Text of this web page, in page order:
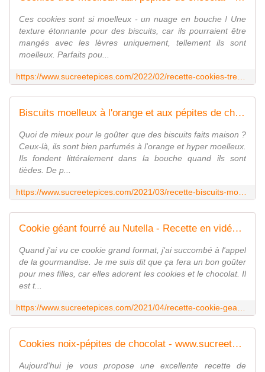
Ces cookies sont si moelleux - un nuage en bouche ! Une
texture étonnante pour des biscuits, car ils pourraient être
mangés avec les lèvres uniquement, tellement ils sont
moelleux. Parfaits pou...
Biscuits moelleux à l'orange et aux pépites de chocolat - Recette en vidéo - www.sucreetepices.com
Quoi de mieux pour le goûter que des biscuits faits maison ?
Ceux-là, ils sont bien parfumés à l'orange et hyper moelleux.
Ils fondent littéralement dans la bouche quand ils sont
tièdes. De p...
Cookie géant fourré au Nutella - Recette en vidéo - www.sucreetepices.com
Quand j'ai vu ce cookie grand format, j'ai succombé à l'appel
de la gourmandise. Je me suis dit que ça fera un bon goûter
pour mes filles, car elles adorent les cookies et le chocolat. Il
est t...
Cookies noix-pépites de chocolat - www.sucreetepices.com
Aujourd'hui je vous propose une excellente recette de